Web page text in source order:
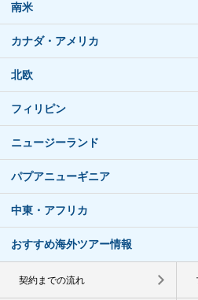
南米
カナダ・アメリカ
北欧
フィリピン
ニュージーランド
パプアニューギニア
中東・アフリカ
おすすめ海外ツアー情報
契約までの流れ